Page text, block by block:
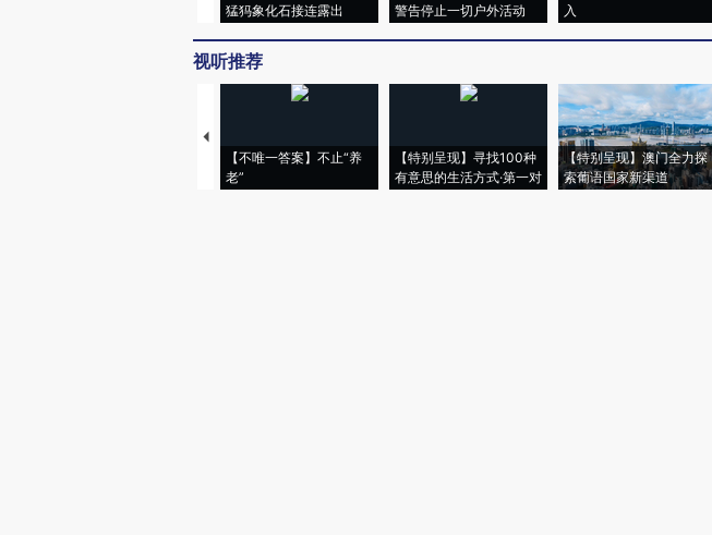
猛犸象化石接连露出
警告停止一切户外活动
入
视听推荐
【不唯一答案】不止“养
老”
【特别呈现】寻找100种
有意思的生活方式·第一对
【特别呈现】澳门全力探
索葡语国家新渠道